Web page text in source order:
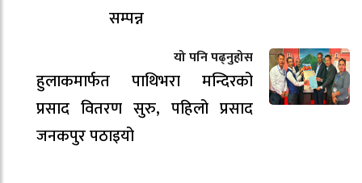
सम्पन्न
यो पनि पढ्नुहोस
हुलाकमार्फत पाथिभरा मन्दिरको
प्रसाद वितरण सुरु, पहिलो प्रसाद
जनकपुर पठाइयो